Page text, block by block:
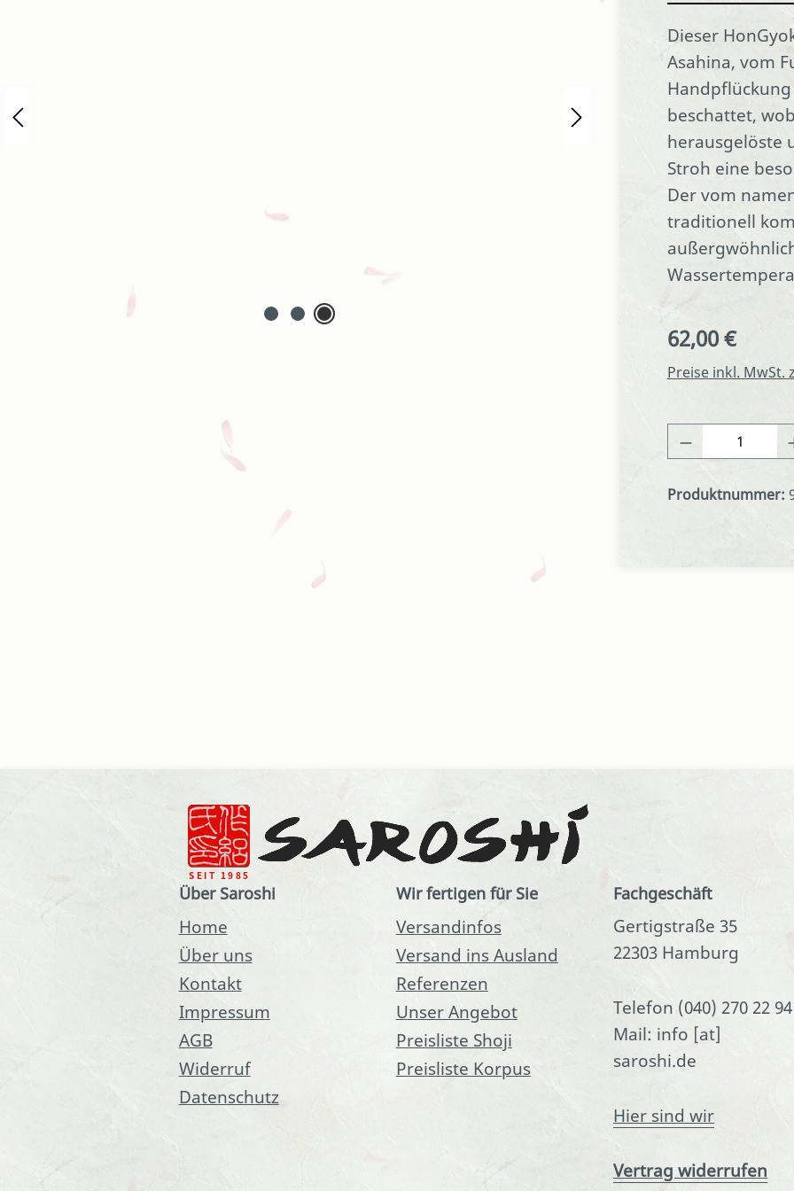
Dieser
Asahina, vom
Handpflückung
beschattet,
herausgelöste
Stroh eine
Der vom
traditionell
Regulärer Preis:
62,00 €
Preise inkl. MwSt.
Produkt
Produktnummer:
Über Saroshi
Home
Über uns
Kontakt
Impressum
AGB
Widerruf
Datenschutz
Wir fertigen für Sie
Versandinfos
Versand ins Ausland
Referenzen
Unser Angebot
Preisliste Shoji
Preisliste Korpus
Fachgeschäft
Gertigstraße 35
22303 Hamburg
Telefon (040) 270 22 94
Mail: info [at]
saroshi.de
Hier sind wir
Vertrag widerrufen